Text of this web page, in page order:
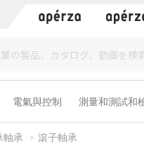
電氣與控制 測量和測試和
軸承 滾子軸承